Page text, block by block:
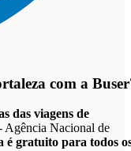
com a
das viagens de
Agência Nacional de
é gratuito para todos